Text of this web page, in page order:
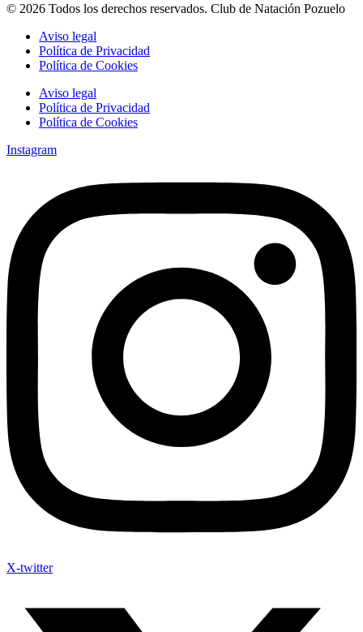
© 2026 Todos los derechos reservados. Club de Natación Pozuelo
Aviso legal
Política de Privacidad
Política de Cookies
Aviso legal
Política de Privacidad
Política de Cookies
Instagram
X-twitter